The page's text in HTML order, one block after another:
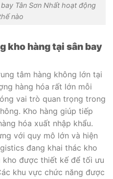
Tân Sơn Nhất hoạt động
nào
kho hàng tại sân bay
tâm hàng không lớn tại
hàng hóa rất lớn mỗi
vai trò quan trọng trong
Kho hàng giúp tiếp
hóa xuất nhập khẩu.
với quy mô lớn và hiện
đang khai thác kho
kho được thiết kế để tối ưu
khu vực chức năng được